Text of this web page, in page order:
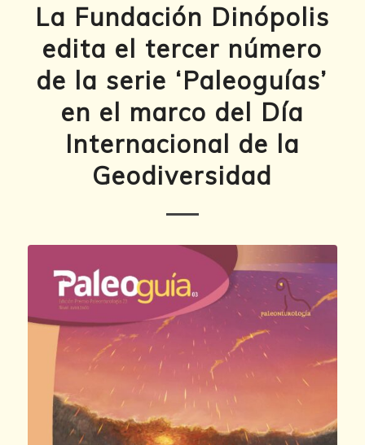
La Fundación Dinópolis
edita el tercer número
de la serie ‘Paleoguías’
en el marco del Día
Internacional de la
Geodiversidad